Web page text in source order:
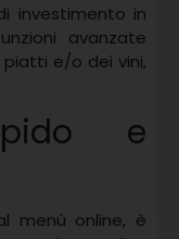
investimento in
avanzate
e/o dei vini,
e
menù online, è